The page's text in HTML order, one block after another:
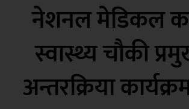
नेशनल मेडिकल
स्वास्थ्य चौकी
अन्तरक्रिया